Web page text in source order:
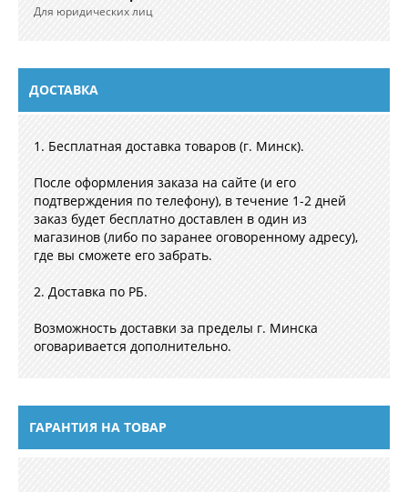
Для юридических лиц
ДОСТАВКА
1. Бесплатная доставка товаров (г. Минск).
После оформления заказа на сайте (и его
подтверждения по телефону), в течение 1-2 дней
заказ будет бесплатно доставлен в один из
магазинов (либо по заранее оговоренному адресу),
где вы сможете его забрать.
2. Доставка по РБ.
Возможность доставки за пределы г. Минска
оговаривается дополнительно.
ГАРАНТИЯ НА ТОВАР